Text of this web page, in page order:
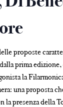
proposte
prima
la
una proposta
la presenza della